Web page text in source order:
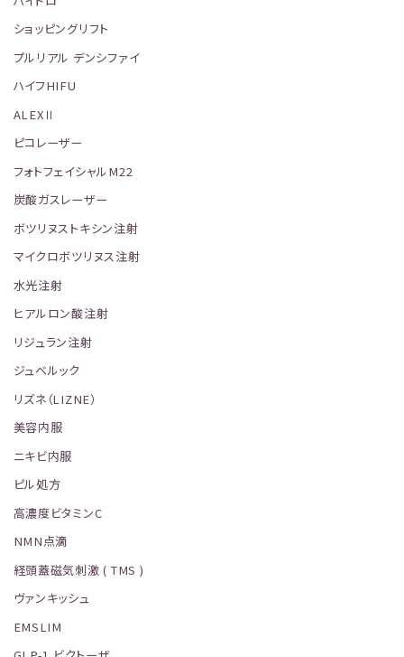
ショッピングリフト
プルリアル デンシファイ
ハイフHIFU
ALEXⅡ
ピコレーザー
フォトフェイシャルM22
炭酸ガスレーザー
ボツリヌストキシン注射
マイクロボツリヌス注射
水光注射
ヒアルロン酸注射
リジュラン注射
ジュベルック
リズネ（LIZNE）
美容内服
ニキビ内服
ピル処方
高濃度ビタミンC
NMN点滴
経頭蓋磁気刺激 ( TMS )
ヴァンキッシュ
EMSLIM